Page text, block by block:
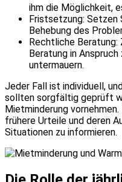
ihm die Möglichkeit,
Fristsetzung: Setzen
Behebung des
Rechtliche Beratung:
Beratung in Anspruch
untermauern.
Jeder Fall ist individuell,
sollten sorgfältig geprüft
Mietminderung
frühere Urteile und deren
Situationen zu informieren.